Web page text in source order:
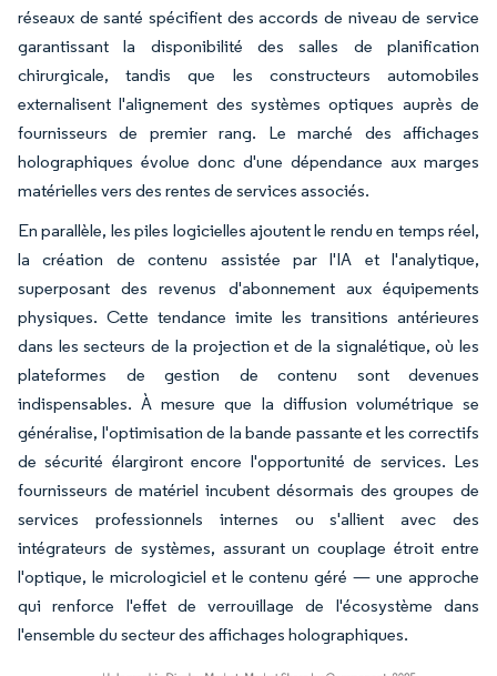
réseaux de santé spécifient des accords de niveau de service
garantissant la disponibilité des salles de planification
chirurgicale, tandis que les constructeurs automobiles
externalisent l'alignement des systèmes optiques auprès de
fournisseurs de premier rang. Le marché des affichages
holographiques évolue donc d'une dépendance aux marges
matérielles vers des rentes de services associés.
En parallèle, les piles logicielles ajoutent le rendu en temps réel,
la création de contenu assistée par l'IA et l'analytique,
superposant des revenus d'abonnement aux équipements
physiques. Cette tendance imite les transitions antérieures
dans les secteurs de la projection et de la signalétique, où les
plateformes de gestion de contenu sont devenues
indispensables. À mesure que la diffusion volumétrique se
généralise, l'optimisation de la bande passante et les correctifs
de sécurité élargiront encore l'opportunité de services. Les
fournisseurs de matériel incubent désormais des groupes de
services professionnels internes ou s'allient avec des
intégrateurs de systèmes, assurant un couplage étroit entre
l'optique, le micrologiciel et le contenu géré — une approche
qui renforce l'effet de verrouillage de l'écosystème dans
l'ensemble du secteur des affichages holographiques.